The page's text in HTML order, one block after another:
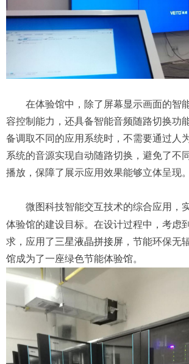
在体验馆中，除了屏幕显示画面的智
容控制能力，还具备智能音频随路切换功
备调取不同的应用系统时，不需要通过人
系统的音源实现自动随路切换，避免了不
播放，保障了展示应用效果能够立体呈现。
微图 科技智能交互技术的综合应用，
体验馆的建设目标。在设计过程中，考虑
求，应用了三星液晶拼接屏 ， 节能环保无
馆成为了一座绿色节能体验馆。